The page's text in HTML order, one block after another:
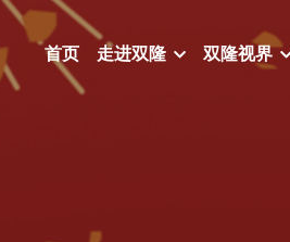
首页 走进双隆 双隆视界